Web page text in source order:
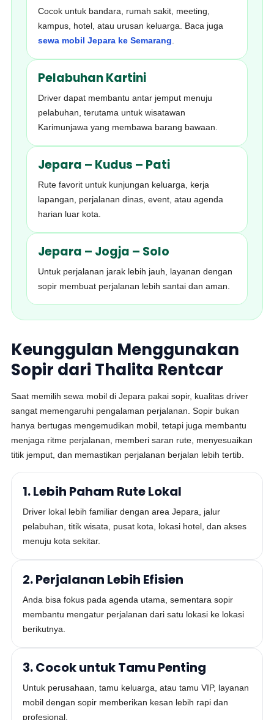
Cocok untuk bandara, rumah sakit, meeting,
kampus, hotel, atau urusan keluarga. Baca juga
sewa mobil Jepara ke Semarang
Pelabuhan Kartini
Driver dapat membantu antar jemput menuju
pelabuhan, terutama untuk wisatawan
Karimunjawa yang membawa barang bawaan.
Jepara – Kudus – Pati
Rute favorit untuk kunjungan keluarga, kerja
lapangan, perjalanan dinas, event, atau agenda
harian luar kota.
Jepara – Jogja – Solo
Untuk perjalanan jarak lebih jauh, layanan dengan
sopir membuat perjalanan lebih santai dan aman.
Keunggulan Menggunakan
Sopir dari Thalita Rentcar
Saat memilih sewa mobil di Jepara pakai sopir, kualitas driver
sangat memengaruhi pengalaman perjalanan. Sopir bukan
hanya bertugas mengemudikan mobil, tetapi juga membantu
menjaga ritme perjalanan, memberi saran rute, menyesuaikan
titik jemput, dan memastikan perjalanan berjalan lebih tertib.
1. Lebih Paham Rute Lokal
Driver lokal lebih familiar dengan area Jepara, jalur
pelabuhan, titik wisata, pusat kota, lokasi hotel, dan akses
menuju kota sekitar.
2. Perjalanan Lebih Efisien
Anda bisa fokus pada agenda utama, sementara sopir
membantu mengatur perjalanan dari satu lokasi ke lokasi
berikutnya.
3. Cocok untuk Tamu Penting
Untuk perusahaan, tamu keluarga, atau tamu VIP, layanan
mobil dengan sopir memberikan kesan lebih rapi dan
profesional.